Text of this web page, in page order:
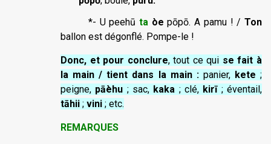
*- U peehū taòe pōpō. A pamu ! /Ton
ballon est dégonflé. Pompe-le !
Donc, et pour conclure, tout ce qui se fait à
la main / tient dans la main :panier, kete ;
peigne, pāèhu ; sac, kaka ; clé, kirī ; éventail,
tāhii ; vini ; etc.
REMARQUES